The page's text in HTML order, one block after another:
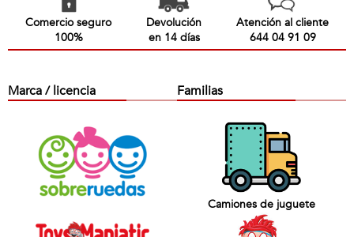
Comercio seguro
100%
Devolución
en 14 días
Atención al cliente
644 04 91 09
Marca / licencia Familias
Camiones de juguete